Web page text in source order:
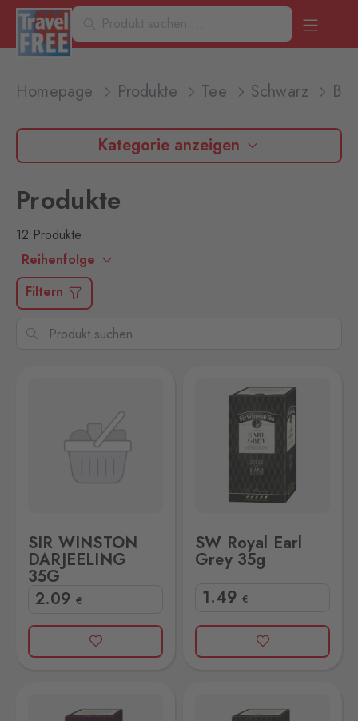
Homepage Produkte Tee Schwarz
Kategorie anzeigen
Produkte
12 Produkte
Reihenfolge
Filtern
SIR WINSTON
DARJEELING
35G
2.09 €
SW Royal Earl
Grey 35g
1.49 €